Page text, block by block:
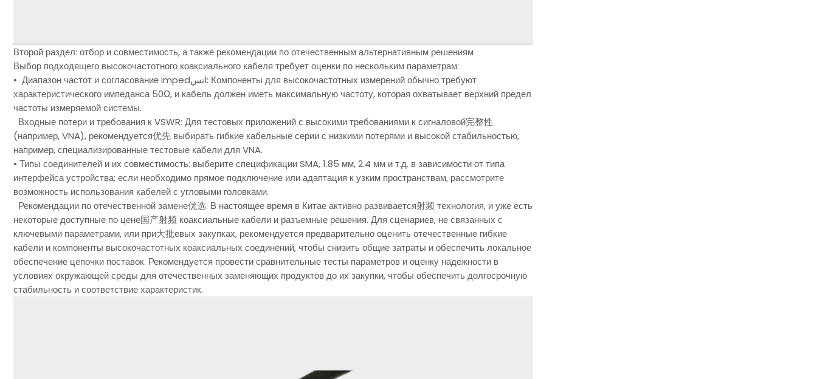
Второй раздел: отбор и совместимость, а также рекомендации по отечественным альтернативным решениям
Выбор подходящего высокочастотного коаксиального кабеля требует оценки по нескольким параметрам:
• Диапазон частот и согласование impedانس: Компоненты для высокочастотных измерений обычно требуют
характеристического импеданса 50Ω, и кабель должен иметь максимальную частоту, которая охватывает верхний предел
частоты измеряемой системы.
Входные потери и требования к VSWR: Для тестовых приложений с высокими требованиями к сигналовой完整性
(например, VNA), рекомендуется优先 выбирать гибкие кабельные серии с низкими потерями и высокой стабильностью,
например, специализированные тестовые кабели для VNA.
• Типы соединителей и их совместимость: выберите спецификации SMA, 1.85 мм, 2.4 мм и т.д. в зависимости от типа
интерфейса устройства; если необходимо прямое подключение или адаптация к узким пространствам, рассмотрите
возможность использования кабелей с угловыми головками.
Рекомендации по отечественной замене优选: В настоящее время в Китае активно развивается射频 технология, и уже есть
некоторые доступные по цене国产射频 коаксиальные кабели и разъемные решения. Для сценариев, не связанных с
ключевыми параметрами, или при大批евых закупках, рекомендуется предварительно оценить отечественные гибкие
кабели и компоненты высокочастотных коаксиальных соединений, чтобы снизить общие затраты и обеспечить локальное
обеспечение цепочки поставок. Рекомендуется провести сравнительные тесты параметров и оценку надежности в
условиях окружающей среды для отечественных заменяющих продуктов до их закупки, чтобы обеспечить долгосрочную
стабильность и соответствие характеристик.